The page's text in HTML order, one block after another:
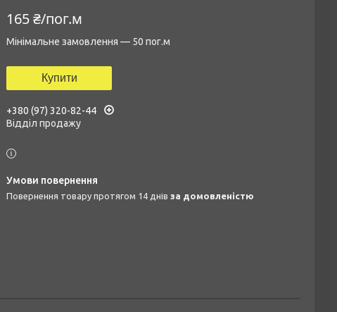
165 ₴/пог.м
Мінімальне замовлення — 50 пог.м
Купити
+380 (97) 320-82-44
Відділ продажу
повернення товару протягом 14 днів за домовленістю